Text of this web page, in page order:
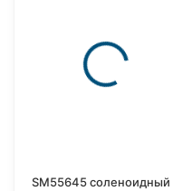
SM55645 соленоидный